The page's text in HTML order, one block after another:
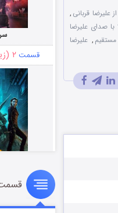
علیرضا قربانی ,
با صدای علیرضا
مستقیم , علیرضا
قسمت ۲ (زیرنویس)
مردگان
قسمت۲ (زیرنویس)